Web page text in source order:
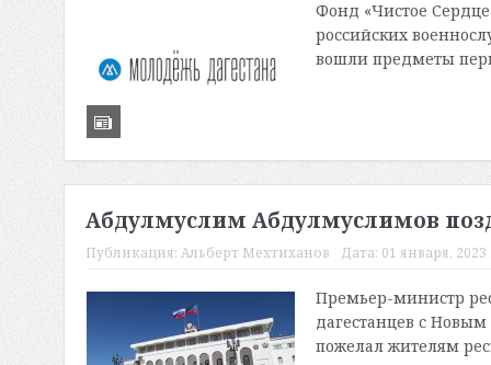
Фонд «Чистое
российских
вошли предметы
Абдулмуслим Абдулмуслимов
Публикация:Альберт Мехтиханов Дата: 01 января, 2023
Премьер-министр
дагестанцев с
пожелал жителям